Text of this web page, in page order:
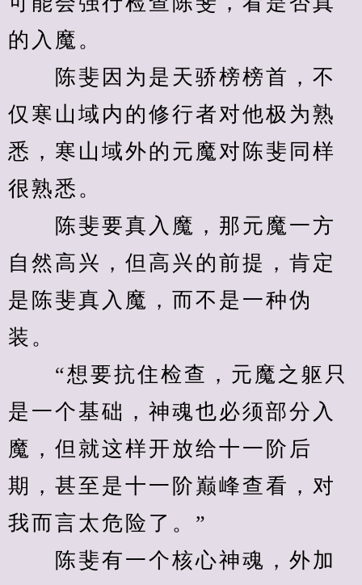
的入魔。
陈斐因为是天骄榜榜首，不
仅寒山域内的修行者对他极为熟
悉，寒山域外的元魔对陈斐同样
很熟悉。
陈斐要真入魔，那元魔一方
自然高兴，但高兴的前提，肯定
是陈斐真入魔，而不是一种伪
装。
“想要抗住检查，元魔之躯只
是一个基础，神魂也必须部分入
魔，但就这样开放给十一阶后
期，甚至是十一阶巅峰查看，对
我而言太危险了。”
陈斐有一个核心神魂，外加